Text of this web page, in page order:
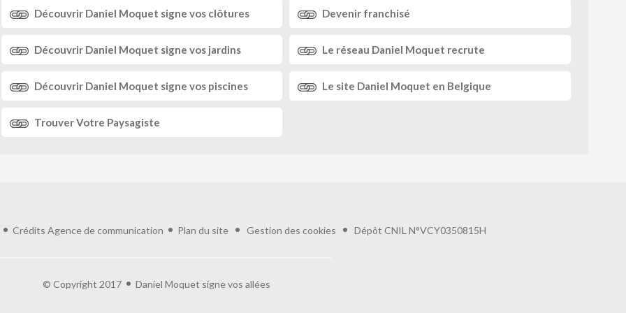
Découvrir Daniel Moquet signe vos clôtures Devenir franchisé
Découvrir Daniel Moquet signe vos jardins Le réseau Daniel Moquet recrute
Découvrir Daniel Moquet signe vos piscines Le site Daniel Moquet en Belgique
TrouverVotre Paysagiste
Crédits Agence de communication Plan du site Gestion des cookies Dépôt CNIL N°VCY0350815H
© Copyright 2017 Daniel Moquet signe vos allées
en garantissant la conformité avec les réglementations. Personnalisez vos préférences pour contrôler la manière dont vos informations sont manipulées.